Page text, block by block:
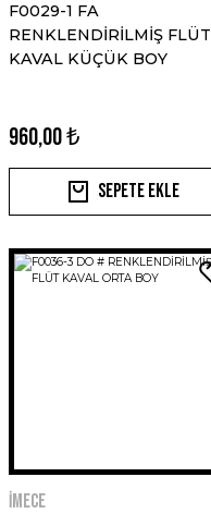
F0029-1 FA
RENKLENDİRİLMİŞ FLÜT
KAVAL KÜÇÜK BOY
960,00 ₺
Sepete Ekle
İMECE